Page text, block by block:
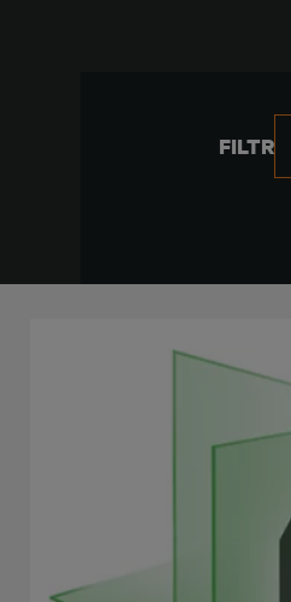
FILTR